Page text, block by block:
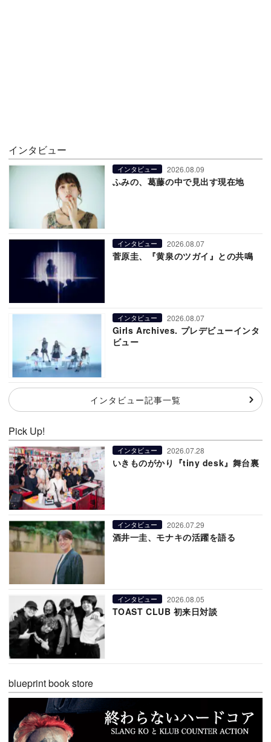
インタビュー
インタビュー 2026.08.09
ふみの、葛藤の中で見出す現在地
インタビュー 2026.08.07
菅原圭、『黄泉のツガイ』との共鳴
インタビュー 2026.08.07
Girls Archives. プレデビューインタ
ビュー
インタビュー記事一覧
Pick Up!
インタビュー 2026.07.28
いきものがかり『tiny desk』舞台裏
インタビュー 2026.07.29
酒井一圭、モナキの活躍を語る
インタビュー 2026.08.05
TOAST CLUB 初来日対談
blueprint book store